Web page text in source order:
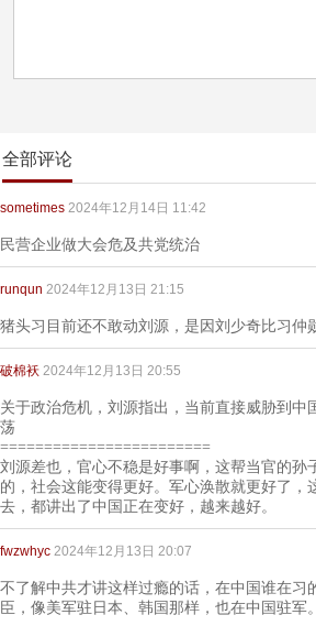
全部评论
sometimes 2024年12月14日 11:42
民营企业做大会危及共党统治
runqun 2024年12月13日 21:15
猪头习目前还不敢动刘源，是因刘少奇比习仲
破棉袄 2024年12月13日 20:55
关于政治危机，刘源指出，当前直接威胁到
荡
========================
刘源差也，官心不稳是好事啊，这帮当官的
的，社会这能变得更好。军心涣散就更好了
去，都讲出了中国正在变好，越来越好。
fwzwhyc 2024年12月13日 20:07
不了解中共才讲这样过瘾的话，在中国谁在
臣，像美军驻日本、韩国那样，也在中国驻军